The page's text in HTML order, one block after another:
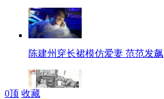
陈建州穿长裙模仿爱妻 范范发飙
0顶 收藏